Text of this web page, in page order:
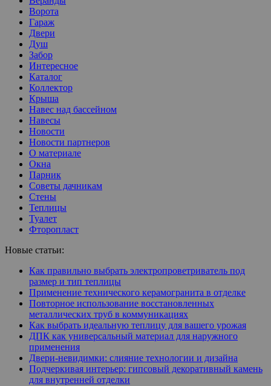
Ворота
Гараж
Двери
Душ
Забор
Интересное
Каталог
Коллектор
Крыша
Навес над бассейном
Навесы
Новости
Новости партнеров
О материале
Окна
Парник
Советы дачникам
Стены
Теплицы
Туалет
Фторопласт
Новые статьи:
Как правильно выбрать электропроветриватель под
размер и тип теплицы
Применение технического керамогранита в отделке
Повторное использование восстановленных
металлических труб в коммуникациях
Как выбрать идеальную теплицу для вашего урожая
ДПК как универсальный материал для наружного
применения
Двери-невидимки: слияние технологии и дизайна
Подчеркивая интерьер: гипсовый декоративный камень
для внутренней отделки